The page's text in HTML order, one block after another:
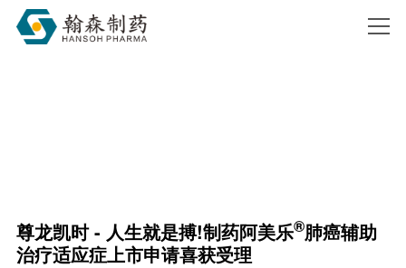
尊龙凯时 - 人生就是搏!
尊龙凯时 - 人生就是搏!制药阿美乐®肺癌辅助
治疗适应症上市申请喜获受理